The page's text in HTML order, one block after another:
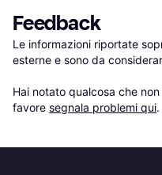
Feedback
Le informazioni riportate
esterne e sono da
Hai notato qualcosa che
favore segnala problemi qui.